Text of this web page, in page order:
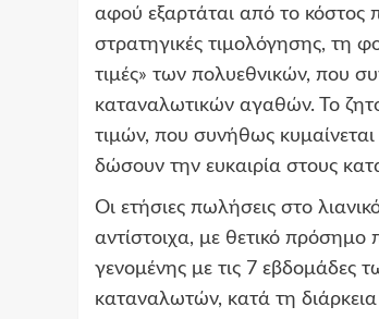
αφού εξαρτάται από το κόστος
στρατηγικές τιμολόγησης, τη
τιμές» των πολυεθνικών, που
καταναλωτικών αγαθών. Το
τιμών, που συνήθως
δώσουν την ευκαιρία στους
Οι ετήσιες πωλήσεις στο
αντίστοιχα, με θετικό πρόσημο
γενομένης με τις 7 εβδομάδες
καταναλωτών, κατά τη